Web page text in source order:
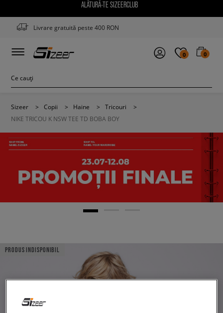
ALĂTURĂ-TE SIZEERCLUB
Livrare gratuită peste 400 RON
0 0
Sizeer > Copii > Haine > Tricouri
>
NIKE TRICOU K NSW TEE TD BOBA BOY
PRODUS INDISPONIBIL